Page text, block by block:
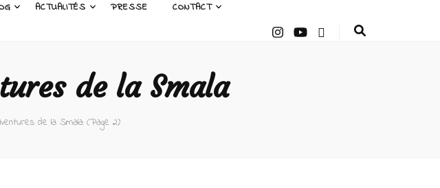
ACTUALITÉS PRESSE CONTACT
de la Smala
de la Smala (Page 2)